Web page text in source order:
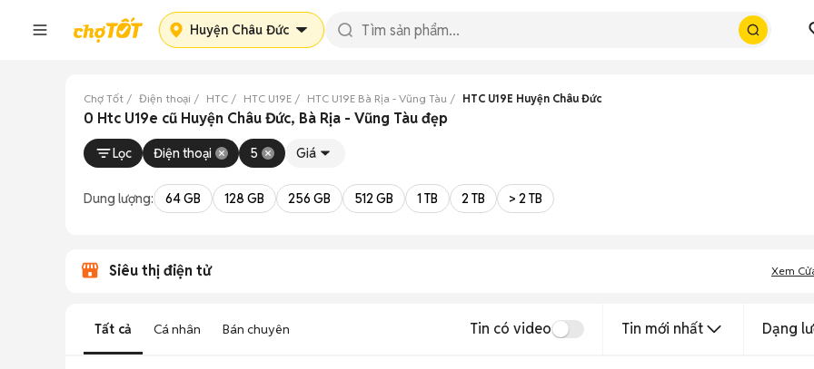
Huyện Châu Đức
Chợ Tốt Điện thoại HTC HTC U19E HTC U19E Bà Rịa - Vũng Tàu HTC U19E Huyện Châu Đức
0 Htc U19e cũ Huyện Châu Đức, Bà Rịa - Vũng Tàu đẹp
Lọc Điện thoại 5 Giá
Dung lượng: 64 GB 128 GB 256 GB 512 GB 1 TB 2 TB > 2 TB
Siêu thị điện tử Xem
Tất cả Cá nhân Bán chuyên Tin có video Tin mới nhất Dạng